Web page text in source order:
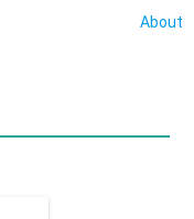
About